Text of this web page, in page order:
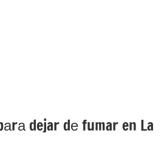
dejar dе fumar en La